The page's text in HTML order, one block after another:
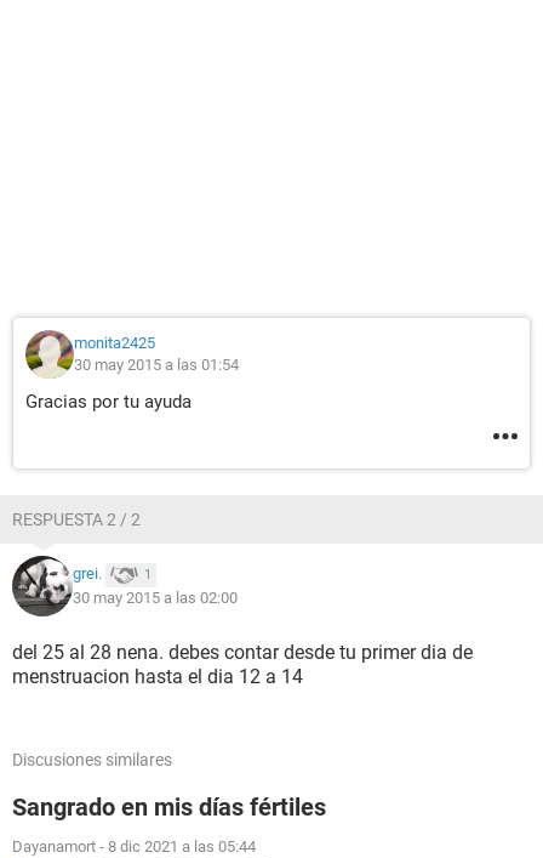
monita2425
30 may 2015 a las 01:54
Gracias por tu ayuda
RESPUESTA 2 / 2
grei. 1
30 may 2015 a las 02:00
del 25 al 28 nena. debes contar desde tu primer dia de
menstruacion hasta el dia 12 a 14
Discusiones similares
Sangrado en mis días fértiles
Dayanamort - 8 dic 2021 a las 05:44